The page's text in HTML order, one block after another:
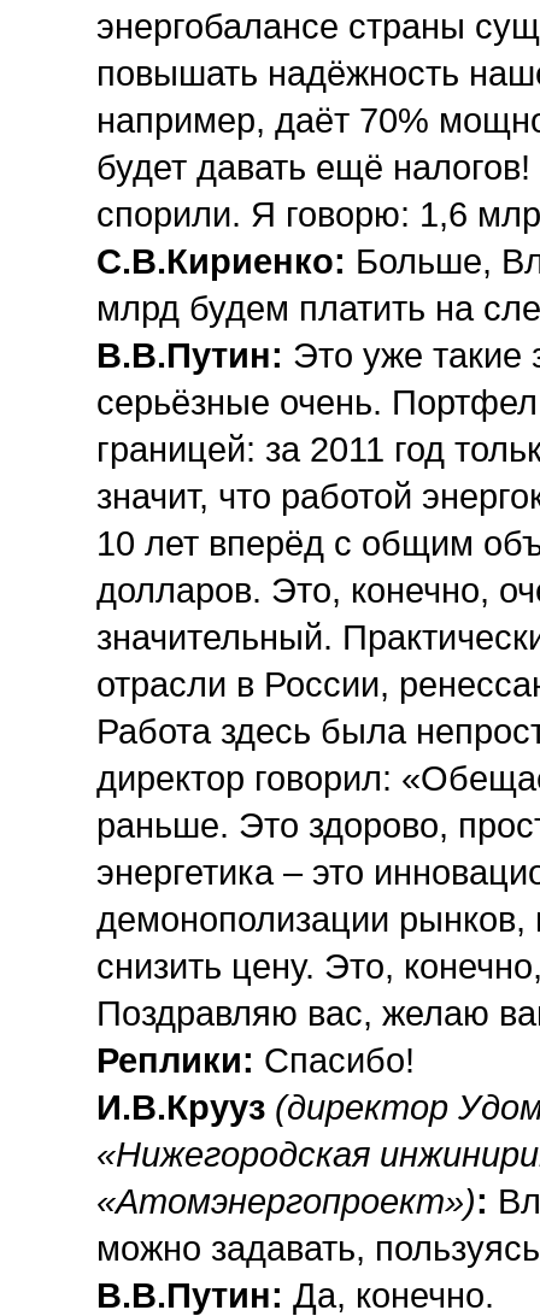
энергобалансе страны
повышать надёжность
например, даёт 70%
будет давать ещё
спорили. Я говорю: 1,6
С.В.Кириенко: Больше,
млрд будем платить на
В.В.Путин: Это уже такие
серьёзные очень.
границей: за 2011 год
значит, что работой
10 лет вперёд с общим
долларов. Это, конечно,
значительный.
отрасли в России,
Работа здесь была
директор говорил:
раньше. Это здорово,
энергетика – это
демонополизации рынков,
снизить цену. Это,
Поздравляю вас, желаю
Реплики: Спасибо!
И.В.Крууз (директор
«Нижегородская
«Атомэнергопроект»):
можно задавать,
В.В.Путин: Да, конечно.